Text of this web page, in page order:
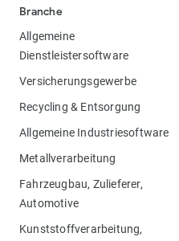
Branche
Allgemeine
Dienstleistersoftware
Versicherungsgewerbe
Recycling & Entsorgung
Allgemeine Industriesoftware
Metallverarbeitung
Fahrzeugbau, Zulieferer,
Automotive
Kunststoffverarbeitung,